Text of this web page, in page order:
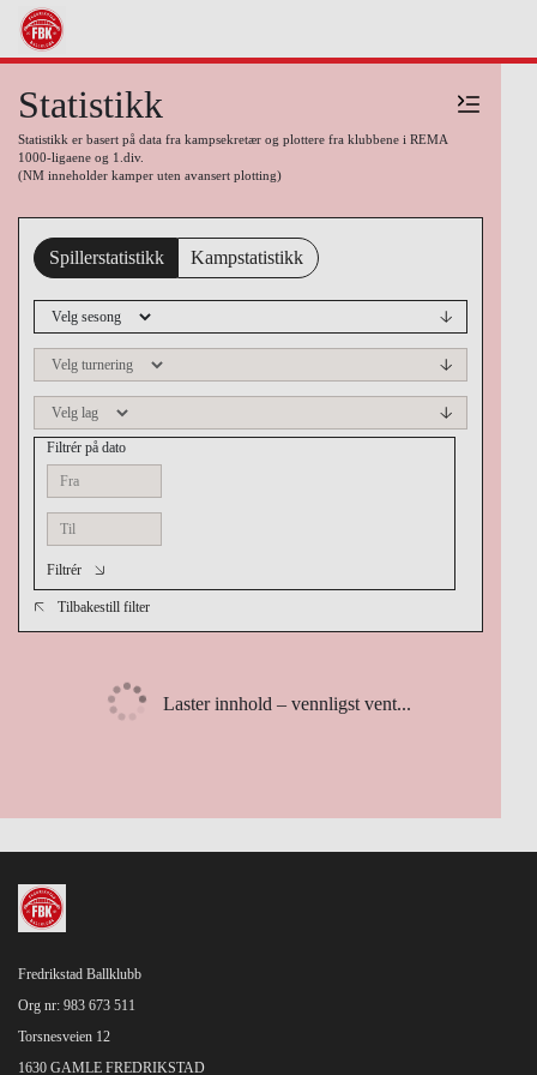
Statistikk
Statistikk er basert på data fra kampsekretær og plottere fra klubbene i REMA
1000-ligaene og 1.div.
(NM inneholder kamper uten avansert plotting)
Spillerstatistikk Kampstatistikk
Filtrér på dato
Filtrér
Tilbakestill filter
Laster innhold – vennligst vent...
Fredrikstad Ballklubb
Org nr: 983 673 511
Torsnesveien 12
1630 GAMLE FREDRIKSTAD